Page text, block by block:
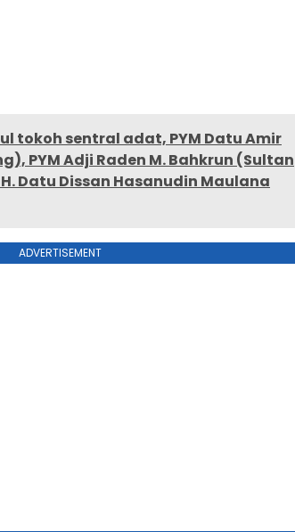
tokoh sentral adat, PYM Datu Amir
PYM Adji Raden M. Bahkrun (Sultan
Datu Dissan Hasanudin Maulana
ADVERTISEMENT